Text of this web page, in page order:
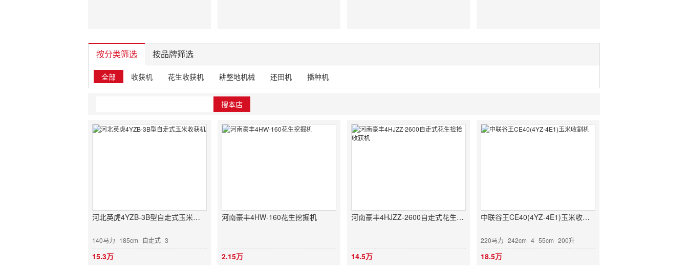
按分类筛选 按品牌筛选
全部 收获机 花生收获机 耕整地机械 还田机 播种机
河北英虎4YZB-3B型自走式玉米收获机
140马力 185cm 自走式 3
15.3万
河南豪丰4HW-160花生挖掘机
2.15万
河南豪丰4HJZZ-2600自走式花生捡拾收获机
14.5万
中联谷王CE40(4YZ-4E1)玉米收割机
220马力 242cm 4 55cm 200升
18.5万